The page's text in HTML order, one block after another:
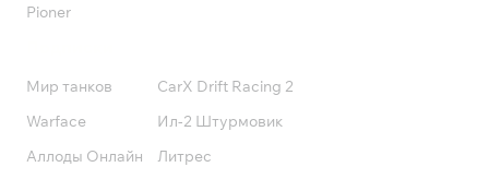
Pioner
Мир танков
Warface
Аллоды Онлайн
CarX Drift Racing 2
Ил-2 Штурмовик
Литрес